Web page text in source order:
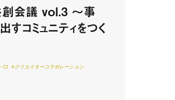
会議 vol.3 〜事
すコミュニティをつく
CI
#クリエイターコラボレーション